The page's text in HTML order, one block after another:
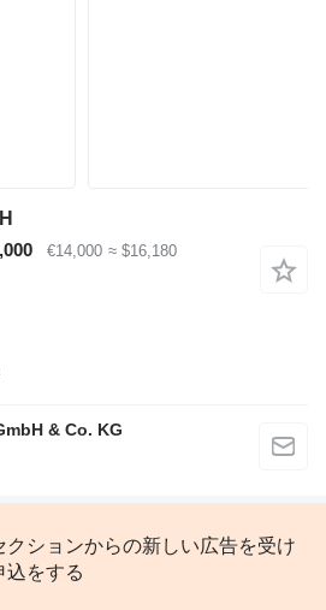
€14,000 ≈ $16,180
& Co. KG
クションからの新しい広告を受け
込をする